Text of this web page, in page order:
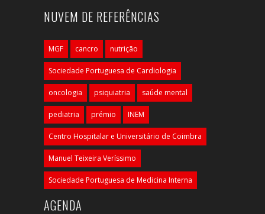
NUVEM DE REFERÊNCIAS
MGF cancro nutrição
Sociedade Portuguesa de Cardiologia
oncologia psiquiatria saúde mental
pediatria prémio INEM
Centro Hospitalar e Universitário de Coimbra
Manuel Teixeira Veríssimo
Sociedade Portuguesa de Medicina Interna
AGENDA